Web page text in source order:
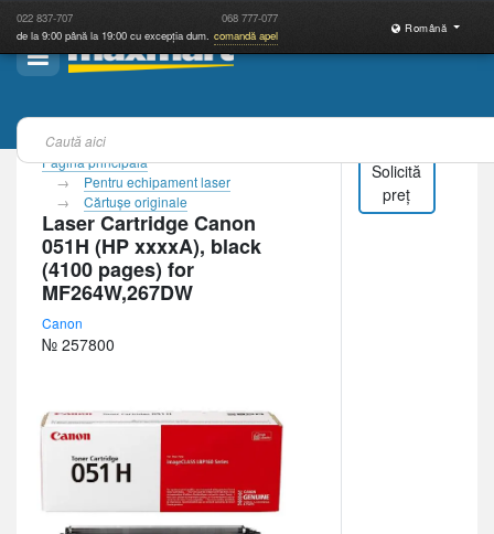
022 837-707 068 777-077
de la 9:00 până la 19:00 cu excepția dum. comandă apel
Română
Pagina principală
Pentru echipament laser
Cărtuşe originale
Laser Cartridge Canon
051H (HP xxxxA), black
(4100 pages) for
MF264W,267DW
Canon
№ 257800
Solicită
preț